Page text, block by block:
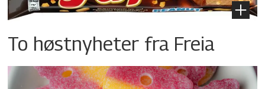
To høstnyheter fra Freia